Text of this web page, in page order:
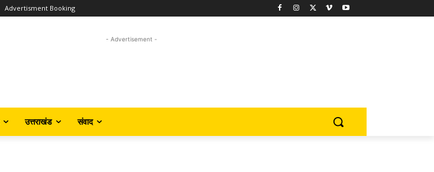
Advertisment Booking
- Advertisement -
उत्तराखंड संवाद